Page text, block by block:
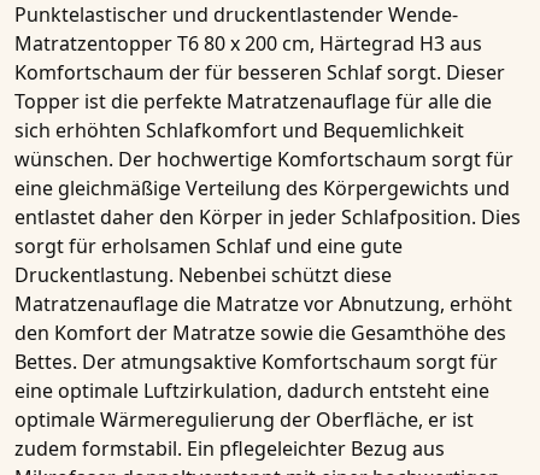
Punktelastischer und druckentlastender Wende-
MatratzentopperT680 x 200 cm, Härtegrad H3aus
Komfortschaum der für besseren Schlaf sorgt. Dieser
Topper ist die perfekte Matratzenauflage für alle die
sich erhöhten Schlafkomfort und Bequemlichkeit
wünschen. Der hochwertige Komfortschaum sorgt für
eine gleichmäßige Verteilung des Körpergewichts und
entlastet daher den Körper in jeder Schlafposition. Dies
sorgt für erholsamen Schlaf und eine gute
Druckentlastung. Nebenbei schützt diese
Matratzenauflage die Matratze vor Abnutzung, erhöht
den Komfort der Matratze sowie die Gesamthöhe des
Bettes. Der atmungsaktive Komfortschaum sorgt für
eine optimale Luftzirkulation, dadurch entsteht eine
optimale Wärmeregulierung der Oberfläche, er ist
zudem formstabil. Ein pflegeleichter Bezug aus